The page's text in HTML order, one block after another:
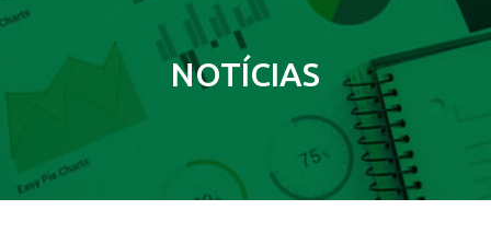
NOTÍCIAS